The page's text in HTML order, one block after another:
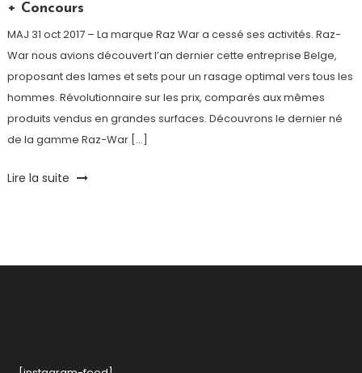
+ Concours
MAJ 31 oct 2017 – La marque Raz War a cessé ses activités. Raz-
War nous avions découvert l’an dernier cette entreprise Belge,
proposant des lames et sets pour un rasage optimal vers tous les
hommes. Révolutionnaire sur les prix, comparés aux mêmes
produits vendus en grandes surfaces. Découvrons le dernier né
de la gamme Raz-War […]
Tagged
War
Lire la suite